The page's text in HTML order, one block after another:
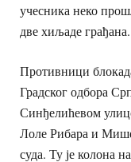
учесника неко
две хиљаде грађана.
Противници
Градског одбора
Синђелићевом
Лоле Рибара и
суда. Ту је колона